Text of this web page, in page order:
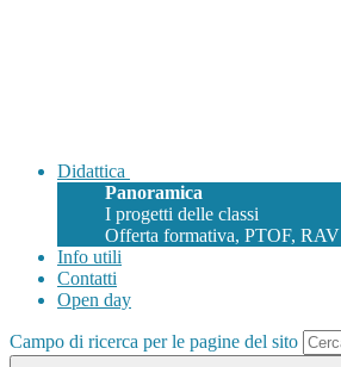
Didattica
Panoramica
I progetti delle classi
Offerta formativa, PTOF, RAV
Info utili
Contatti
Open day
Campo di ricerca per le pagine del sito